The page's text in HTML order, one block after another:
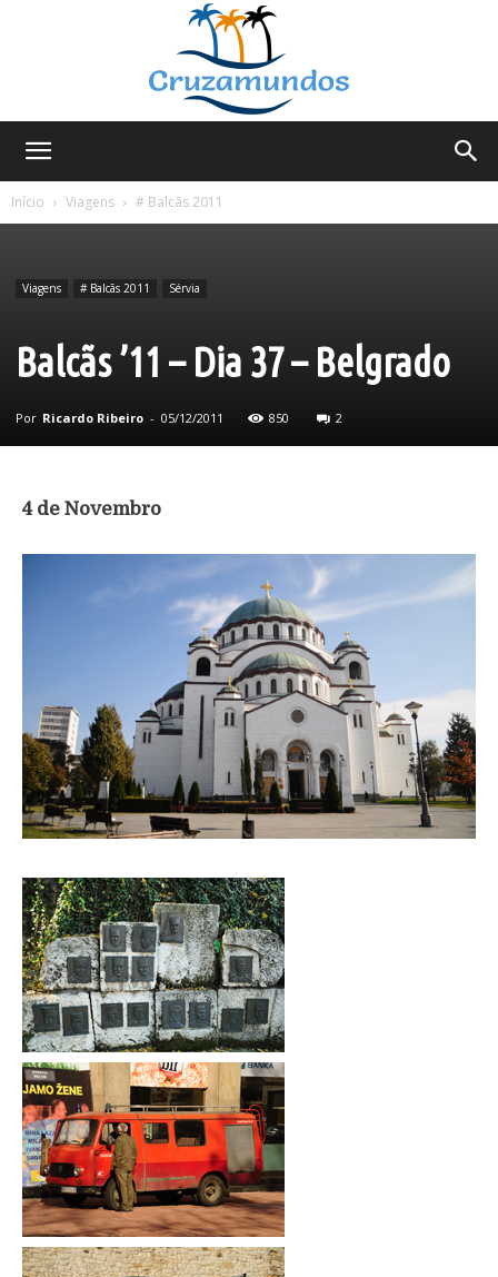
Início
Viagens # Balcãs 2011
Viagens # Balcãs 2011 Sérvia
Balcãs ’11 – Dia 37 – Belgrado
Por Ricardo Ribeiro - 05/12/2011 850 2
4 de Novembro